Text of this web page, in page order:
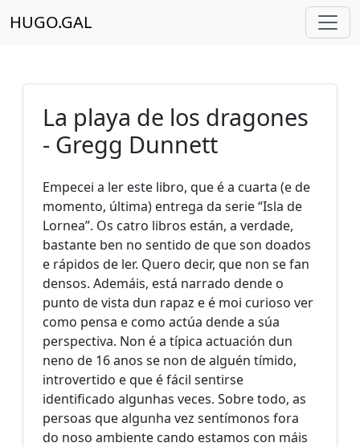
HUGO.GAL
La playa de los dragones
- Gregg Dunnett
Empecei a ler este libro, que é a cuarta (e de
momento, última) entrega da serie “Isla de
Lornea”. Os catro libros están, a verdade,
bastante ben no sentido de que son doados
e rápidos de ler. Quero decir, que non se fan
densos. Ademáis, está narrado dende o
punto de vista dun rapaz e é moi curioso ver
como pensa e como actúa dende a súa
perspectiva. Non é a típica actuación dun
neno de 16 anos se non de alguén tímido,
introvertido e que é fácil sentirse
identificado algunhas veces. Sobre todo, as
persoas que algunha vez sentímonos fora
do noso ambiente cando estamos con máis